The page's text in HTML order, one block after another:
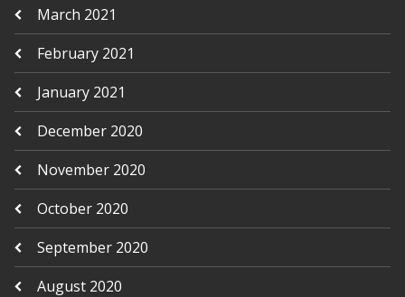
March 2021
February 2021
January 2021
December 2020
November 2020
October 2020
September 2020
August 2020